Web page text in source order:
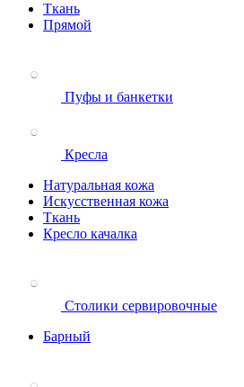
Ткань
Прямой
Пуфы и банкетки
Кресла
Натуральная кожа
Искусственная кожа
Ткань
Кресло качалка
Столики сервировочные
Барный